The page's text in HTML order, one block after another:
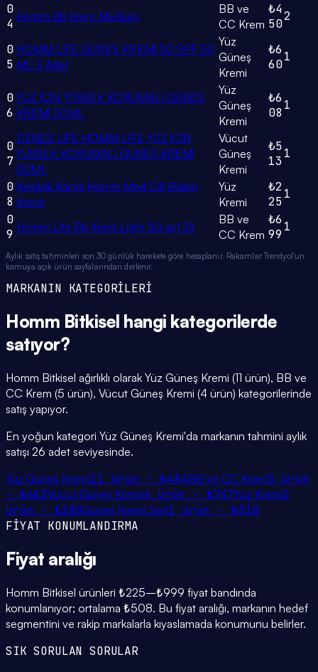
0
4 Homm Bb Krem Medium
BB ve
CC Krem
₺4
50
2
0
5
HOMM LIFE GÜNEŞ KREMİ 50 SPF 50
ML 3 Adet
Yüz
Güneş
Kremi
₺6
60
1
0
6
YÜZ İÇİN YÜKSEK KORUMALI GÜNEŞ
KREMİ 50ML
Yüz
Güneş
Kremi
₺6
08
1
0
7
DENES LİFE HOMM LIFE YÜZ İÇİN
YÜKSEK KORUMALI GÜNEŞ KREMİ
50ML
Vücut
Güneş
Kremi
₺5
13
1
0
8
Kırışıklık Karşıtı Homm Med Cilt Bakım
Kremi
Yüz
Kremi
₺2
25
1
0
9 Homm Life Bb Krem Light 50 spf 2li
BB ve
CC Krem
₺6
99
1
Aylık satış tahminleri son 30 günlük harekete göre hesaplanır. Rakamlar Trendyol'un
kamuya açık ürün sayfalarından derlenir.
MARKANIN KATEGORİLERİ
Homm Bitkisel hangi kategorilerde
satıyor?
Homm Bitkisel ağırlıklı olarak Yüz Güneş Kremi (11 ürün), BB ve
CC Krem (5 ürün), Vücut Güneş Kremi (4 ürün) kategorilerinde
satış yapıyor.
En yoğun kategori Yüz Güneş Kremi'da markanın tahmini aylık
satışı 26 adet seviyesinde.
Yüz Güneş Kremi11 ürün ·₺484BB ve CC Krem5 ürün
· ₺462Vücut Güneş Kremi4 ürün · ₺747Yüz Kremi2
ürün · ₺280Güneş Kremi Seti1 ürün · ₺510
FİYAT KONUMLANDIRMA
Fiyat aralığı
Homm Bitkisel ürünleri ₺225–₺999 fiyat bandında
konumlanıyor; ortalama ₺508. Bu fiyat aralığı, markanın hedef
segmentini ve rakip markalarla kıyaslamada konumunu belirler.
SIK SORULAN SORULAR